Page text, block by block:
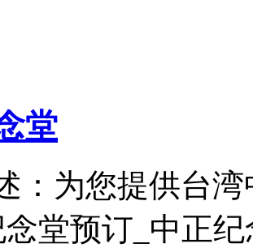
堂
：为您提供台
念堂预订_中正